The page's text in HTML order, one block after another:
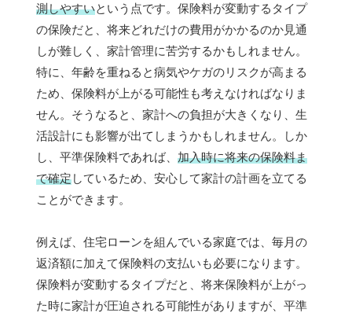
測しやすいという点です。保険料が変動するタイプ
の保険だと、将来どれだけの費用がかかるのか見通
しが難しく、家計管理に苦労するかもしれません。
特に、年齢を重ねると病気やケガのリスクが高まる
ため、保険料が上がる可能性も考えなければなりま
せん。そうなると、家計への負担が大きくなり、生
活設計にも影響が出てしまうかもしれません。しか
し、平準保険料であれば、 加入時に将来の保険料ま
で確定しているため、安心して家計の計画を立てる
ことができます。
例えば、住宅ローンを組んでいる家庭では、毎月の
返済額に加えて保険料の支払いも必要になります。
保険料が変動するタイプだと、将来保険料が上がっ
た時に家計が圧迫される可能性がありますが、平準